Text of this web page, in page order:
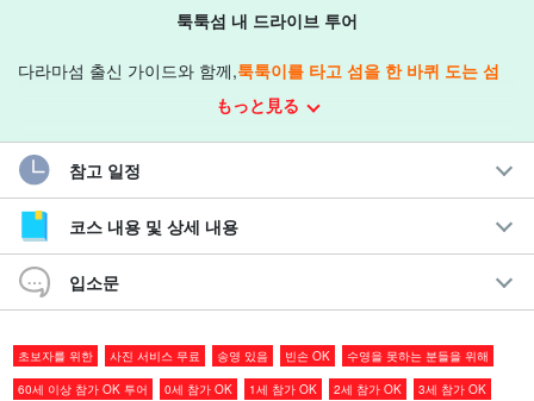
툭툭섬 내 드라이브 투어
다라마섬 출신 가이드와 함께,툭툭이를 타고 섬을 한 바퀴 도는 섬
후루사토 해변공원과 전망대, 오타케와 오아카기, 후쿠기 가로수길
과 취락 지역 등 다라마섬만의 명소를 단시간에 효율적으로 돌아볼
수 있다.
사진도 찍을 수 있어 개방감 넘치는 섬에서의 시간을 그대로 추억으
로 간직할 수 있다.
추천 포인트
もっと見る
참고 일정
코스 내용 및 상세 내용
입소문
초보자를 위한 사진 서비스 무료 송영 있음 빈손 OK
수영을 못하는 분들을 위해
60세 이상 참가 OK 투어
0세 참가 OK 1세 참가 OK 2세 참가 OK
3세 참가 OK